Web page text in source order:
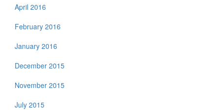
April 2016
February 2016
January 2016
December 2015
November 2015
July 2015